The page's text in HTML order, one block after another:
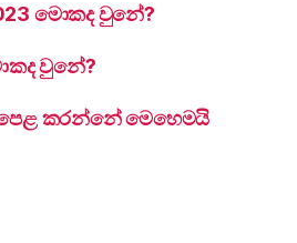
මොකද වුනේ?
වුනේ?
කරන්නේ මෙහෙමයි